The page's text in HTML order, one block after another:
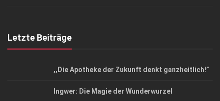
Letzte Beiträge
,,Die Apotheke der Zukunft denkt ganzheitlich!”
Ingwer: Die Magie der Wunderwurzel